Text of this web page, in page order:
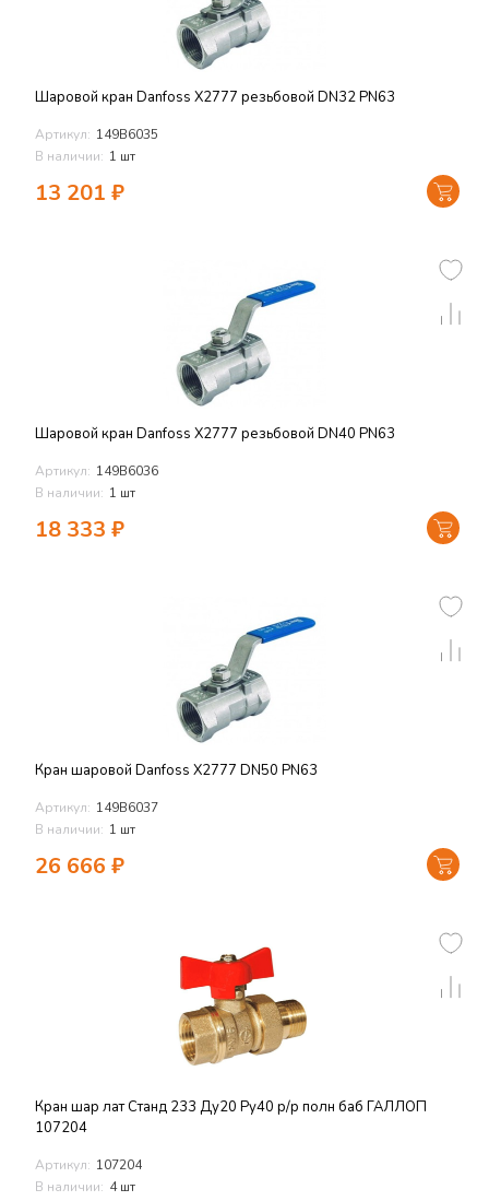
Шаровой кран Danfoss X2777 резьбовой DN32 PN63
Артикул: 149В6035
В наличии: 1 шт
13 201 ₽
Шаровой кран Danfoss X2777 резьбовой DN40 PN63
Артикул: 149В6036
В наличии: 1 шт
18 333 ₽
Кран шаровой Danfoss X2777 DN50 PN63
Артикул: 149В6037
В наличии: 1 шт
26 666 ₽
Кран шар лат Станд 233 Ду20 Ру40 р/р полн баб ГАЛЛОП
107204
Артикул: 107204
В наличии: 4 шт